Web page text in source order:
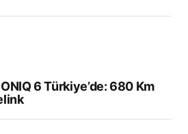
6 Türkiye’de: 680 Km